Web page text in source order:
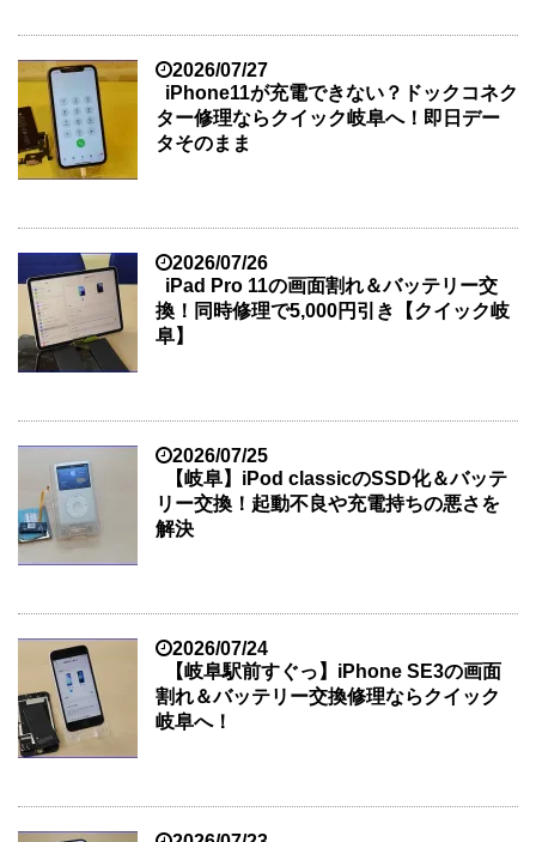
2026/07/27
iPhone11が充電できない？ドックコネク
ター修理ならクイック岐阜へ！即日デー
タそのまま
2026/07/26
iPad Pro 11の画面割れ＆バッテリー交
換！同時修理で5,000円引き【クイック岐
阜】
2026/07/25
【岐阜】iPod classicのSSD化＆バッテ
リー交換！起動不良や充電持ちの悪さを
解決
2026/07/24
【岐阜駅前すぐっ】iPhone SE3の画面
割れ＆バッテリー交換修理ならクイック
岐阜へ！